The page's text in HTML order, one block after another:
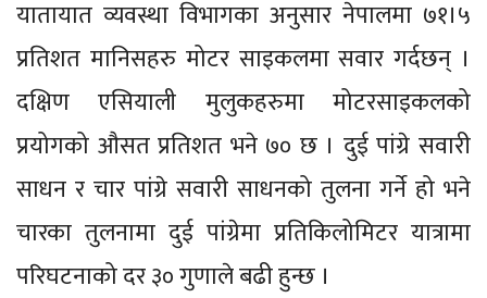
यातायात व्यवस्था विभागका अनुसार नेपालमा ७१।५
प्रतिशत मानिसहरु मोटर साइकलमा सवार गर्दछन् ।
दक्षिण एसियाली मुलुकहरुमा मोटरसाइकलको
प्रयोगको औसत प्रतिशत भने ७० छ । दुई पांग्रे सवारी
साधन र चार पांग्रे सवारी साधनको तुलना गर्ने हो भने
चारका तुलनामा दुई पांग्रेमा प्रतिकिलोमिटर यात्रामा
परिघटनाको दर ३० गुणाले बढी हुन्छ ।